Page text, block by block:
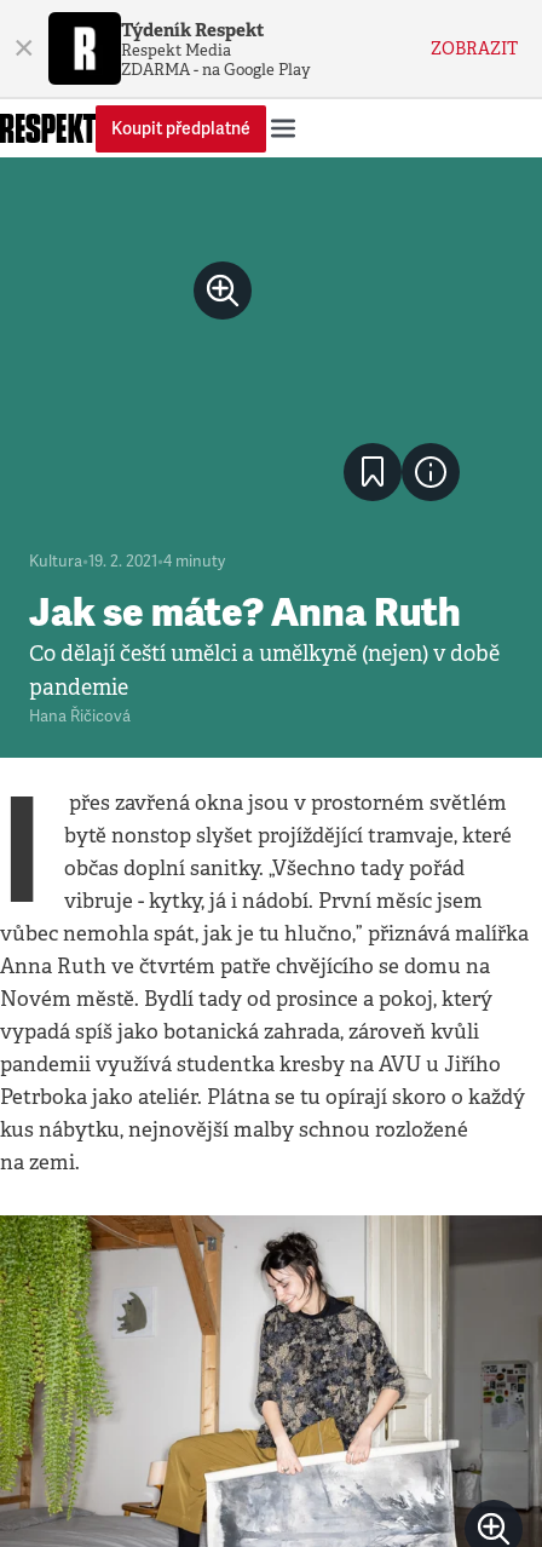
× Týdeník Respekt
Respekt Media
ZDARMA - na Google Play
ZOBRAZIT
Koupit předplatné
Kultura•19. 2. 2021•4 minuty
Jak se máte? Anna Ruth
Co dělají čeští umělci a umělkyně (nejen) v době
pandemie
Hana Řičicová
I
přes zavřená okna jsou v prostorném světlém
bytě nonstop slyšet projíždějící tramvaje, které
občas doplní sanitky. „Všechno tady pořád
vibruje - kytky, já i nádobí. První měsíc jsem
vůbec nemohla spát, jak je tu hlučno,” přiznává malířka
Anna Ruth ve čtvrtém patře chvějícího se domu na
Novém městě. Bydlí tady od prosince a pokoj, který
vypadá spíš jako botanická zahrada, zároveň kvůli
pandemii využívá studentka kresby na AVU u Jiřího
Petrboka jako ateliér. Plátna se tu opírají skoro o každý
kus nábytku, nejnovější malby schnou rozložené
na zemi.